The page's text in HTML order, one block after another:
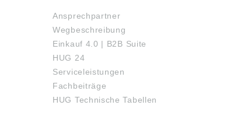
Ansprechpartner
Wegbeschreibung
Einkauf 4.0 | B2B Suite
HUG 24
Serviceleistungen
Fachbeiträge
HUG Technische Tabellen